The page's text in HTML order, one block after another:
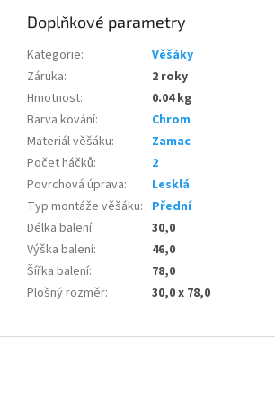
Doplňkové parametry
Kategorie:
Věšáky
Záruka:
2 roky
Hmotnost:
0.04 kg
Barva kování:
Chrom
Materiál věšáku:
Zamac
Počet háčků:
2
Povrchová úprava:
Lesklá
Typ montáže věšáku: Přední
Délka balení:
30,0
Výška balení:
46,0
Šířka balení:
78,0
Plošný rozměr: 30,0 x 78,0